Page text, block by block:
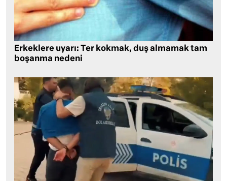
Erkeklere uyarı: Ter kokmak, duş almamak tam
boşanma nedeni